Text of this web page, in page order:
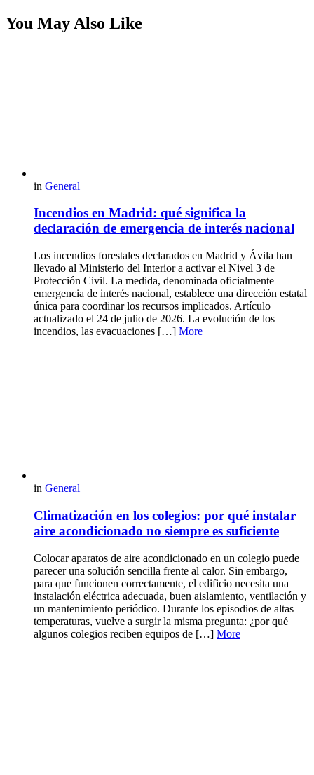
You May Also Like
in General
Incendios en Madrid: qué significa la
declaración de emergencia de interés nacional
Los incendios forestales declarados en Madrid y Ávila han
llevado al Ministerio del Interior a activar el Nivel 3 de
Protección Civil. La medida, denominada oficialmente
emergencia de interés nacional, establece una dirección estatal
única para coordinar los recursos implicados. Artículo
actualizado el 24 de julio de 2026. La evolución de los
incendios, las evacuaciones […] More
in General
Climatización en los colegios: por qué instalar
aire acondicionado no siempre es suficiente
Colocar aparatos de aire acondicionado en un colegio puede
parecer una solución sencilla frente al calor. Sin embargo,
para que funcionen correctamente, el edificio necesita una
instalación eléctrica adecuada, buen aislamiento, ventilación y
un mantenimiento periódico. Durante los episodios de altas
temperaturas, vuelve a surgir la misma pregunta: ¿por qué
algunos colegios reciben equipos de […] More